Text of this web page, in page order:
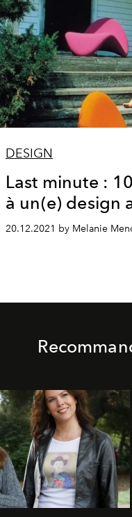
DESIGN
Last minute :
à un(e) design
20.12.2021 by Melanie